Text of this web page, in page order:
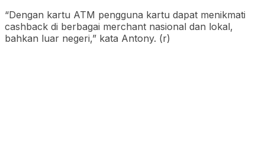
“Dengan kartu ATM pengguna kartu dapat menikmati
cashback di berbagai merchant nasional dan lokal,
bahkan luar negeri,” kata Antony. (r)